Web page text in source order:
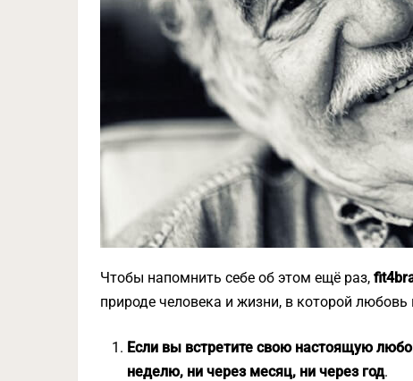
Чтобы напомнить себе об этом ещё раз,
природе человека и жизни, в которой любовь
Если вы встретите свою настоящую
неделю, ни через месяц, ни через год.